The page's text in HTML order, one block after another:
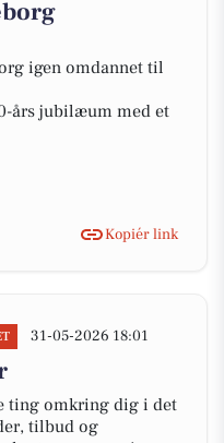
igen omdannet til
års jubilæum med et
Kopiér link
31-05-2026 18:01
ting omkring dig i det
tilbud og